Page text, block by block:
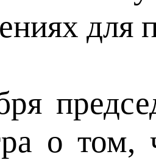
для
о том,